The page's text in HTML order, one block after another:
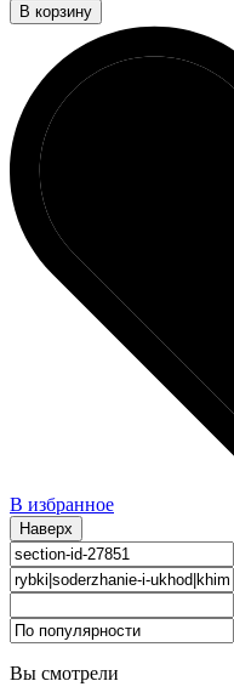
В корзину
В избранное
Наверх
Вы смотрели